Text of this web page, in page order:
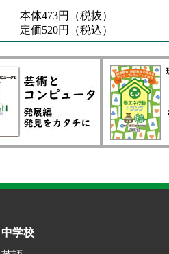
本体473円（税抜）
定価520円（税込）
中学校